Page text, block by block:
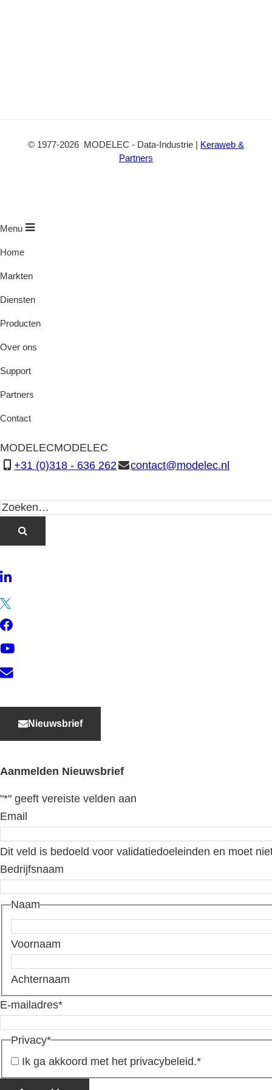
© 1977-2026 MODELEC - Data-Industrie | Keraweb &
Partners
Menu
Home
Markten
Diensten
Producten
Over ons
Support
Partners
Contact
MODELECMODELEC
+31 (0)318 - 636 262
contact@modelec.nl
LinkedIn
YouTube
Contact
Nieuwsbrief
Aanmelden Nieuwsbrief
"*" geeft vereiste velden aan
Email
Dit veld is bedoeld voor validatiedoeleinden en moet
Bedrijfsnaam
Naam
Voornaam
Achternaam
E-mailadres*
Privacy*
Ik ga akkoord met het privacybeleid.*